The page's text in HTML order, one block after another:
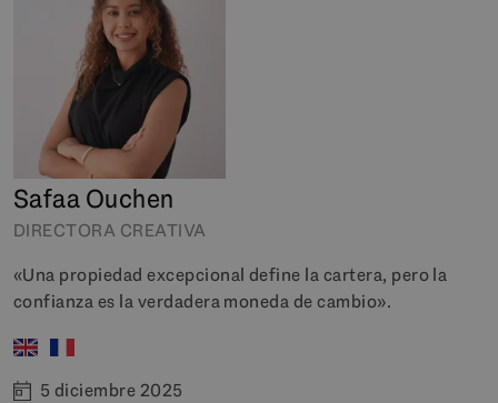
Safaa Ouchen
DIRECTORA CREATIVA
«Una propiedad excepcional define la cartera, pero la
confianza es la verdadera moneda de cambio».
5 diciembre 2025